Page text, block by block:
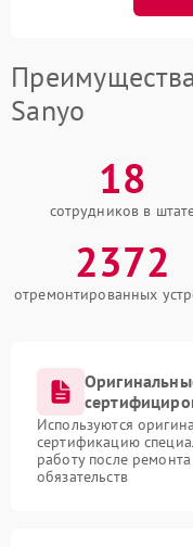
Sanyo
18
сотрудников в
2372
отремонтированных
Используются
сертификацию
работу после
обязательств